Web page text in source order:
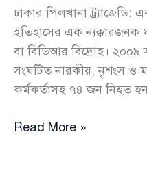
ঢাকার পিলখানা ট্র্যাজেডি:
ইতিহাসের এক ন্যক্কারজনক
বা বিডিআর বিদ্রোহ। ২০০৯
সংঘটিত নারকীয়, নৃশংস ও
কর্মকর্তাসহ ৭৪ জন নিহত
বিডিআর
Read More »